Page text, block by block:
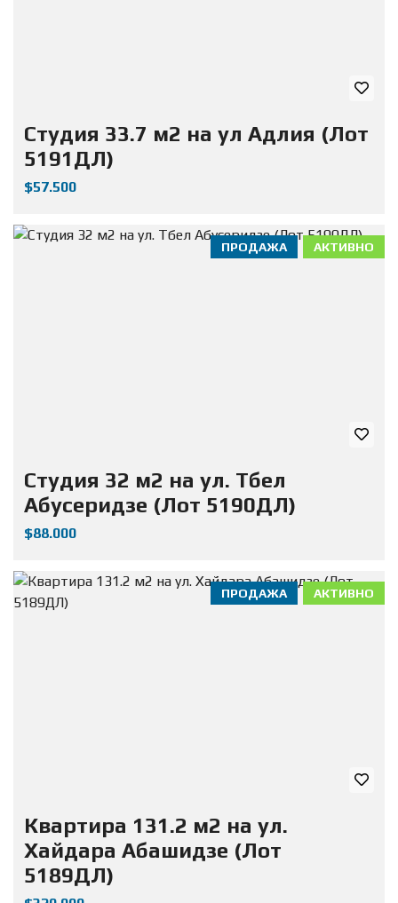
Студия 33.7 м2 на ул Адлия (Лот
5191ДЛ)
$57.500
АКТИВНО
ПРОДАЖА
Студия 32 м2 на ул. Тбел
Абусеридзе (Лот 5190ДЛ)
$88.000
АКТИВНО
ПРОДАЖА
Квартира 131.2 м2 на ул.
Хайдара Абашидзе (Лот
5189ДЛ)